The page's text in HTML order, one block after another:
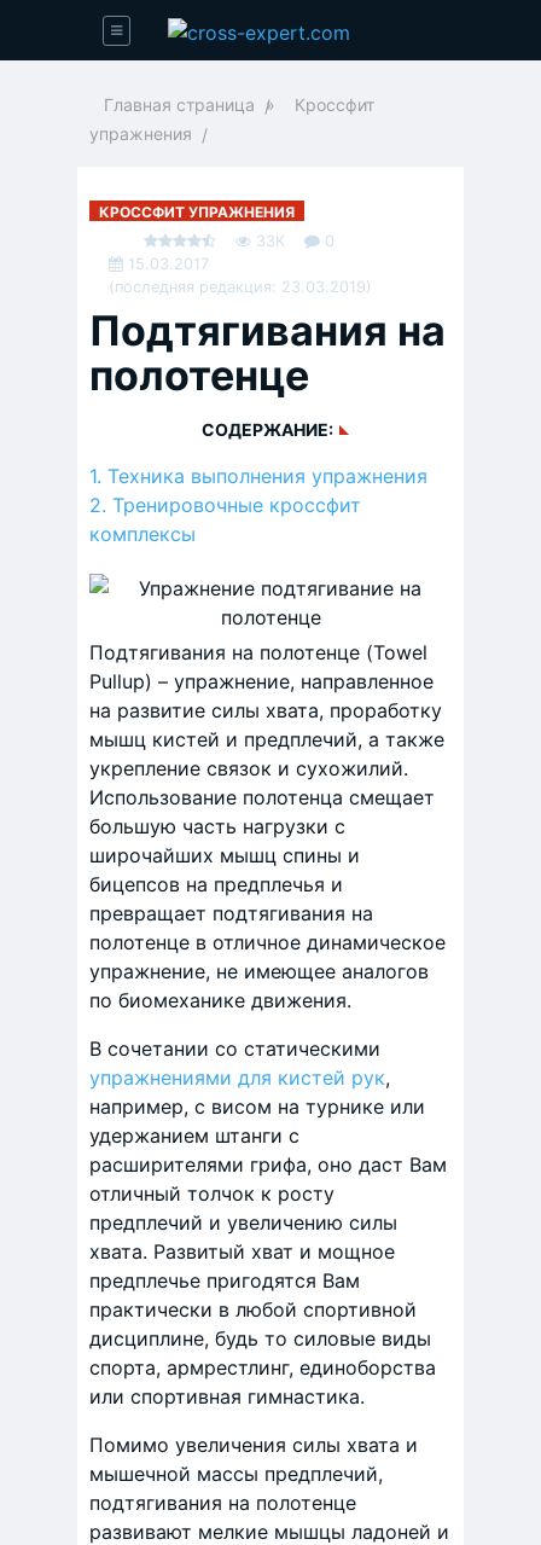
Главная страница »
Кроссфит
упражнения
КРОССФИТ УПРАЖНЕНИЯ
33K
0
15.03.2017
(последняя редакция: 23.03.2019)
Подтягивания на
полотенце
СОДЕРЖАНИЕ:
Техника выполнения упражнения
Тренировочные кроссфит
комплексы
Подтягивания на полотенце (Towel
Pullup) – упражнение, направленное
на развитие силы хвата, проработку
мышц кистей и предплечий, а также
укрепление связок и сухожилий.
Использование полотенца смещает
большую часть нагрузки с
широчайших мышц спины и
бицепсов на предплечья и
превращает подтягивания на
полотенце в отличное динамическое
упражнение, не имеющее аналогов
по биомеханике движения.
В сочетании со статическими
упражнениями для кистей рук,
например, с висом на турнике или
удержанием штанги с
расширителями грифа, оно даст Вам
отличный толчок к росту
предплечий и увеличению силы
хвата. Развитый хват и мощное
предплечье пригодятся Вам
практически в любой спортивной
дисциплине, будь то силовые виды
спорта, армрестлинг, единоборства
или спортивная гимнастика.
Помимо увеличения силы хвата и
мышечной массы предплечий,
подтягивания на полотенце
развивают мелкие мышцы ладоней и